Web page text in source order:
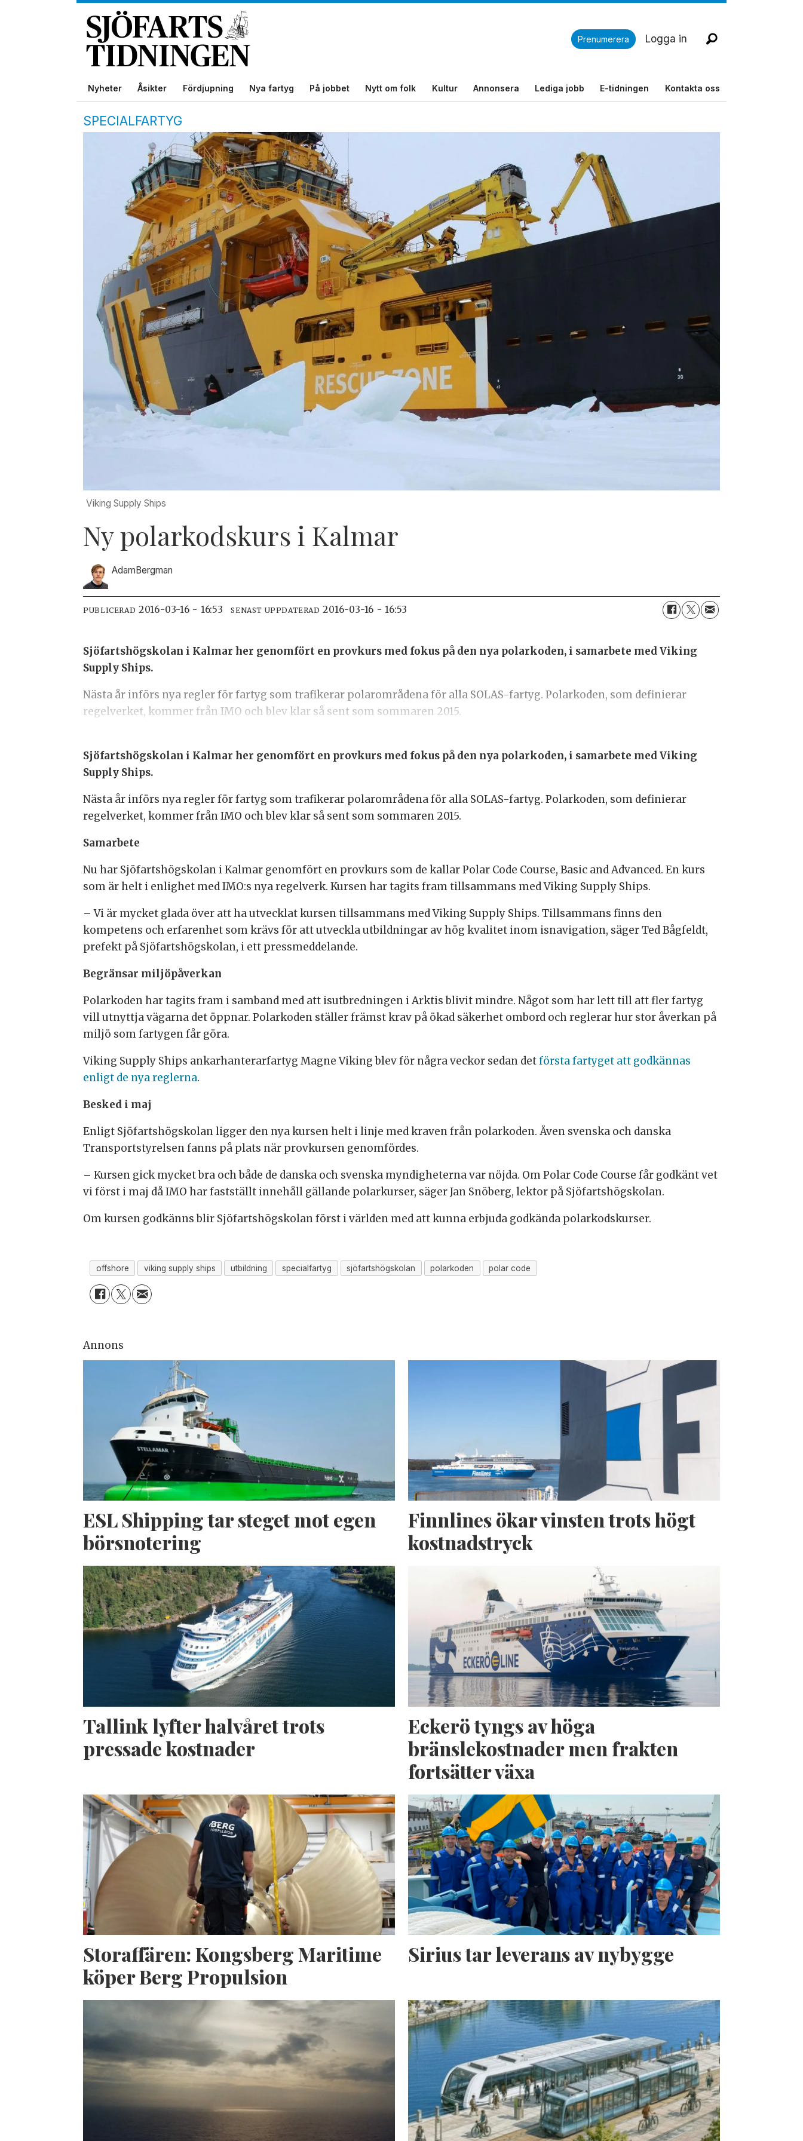
Prenumerera Logga in
Nyheter Åsikter Fördjupning Nya fartyg På jobbet Nytt om folk Kultur Annonsera Lediga jobb E-tidningen Kontakta oss
SPECIALFARTYG
Viking Supply Ships
Ny polarkodskurs i Kalmar
Adam Bergman
PUBLICERAD 2016-03-16 - 16:53 SENAST UPPDATERAD 2016-03-16 - 16:53
Sjöfartshögskolan i Kalmar her genomfört en provkurs med fokus på den nya polarkoden, i samarbete med Viking
Supply Ships.
Nästa år införs nya regler för fartyg som trafikerar polarområdena för alla SOLAS-fartyg. Polarkoden, som definierar
regelverket, kommer från IMO och blev klar så sent som sommaren 2015.
Sjöfartshögskolan i Kalmar her genomfört en provkurs med fokus på den nya polarkoden, i samarbete med Viking
Supply Ships.
Nästa år införs nya regler för fartyg som trafikerar polarområdena för alla SOLAS-fartyg. Polarkoden, som definierar
regelverket, kommer från IMO och blev klar så sent som sommaren 2015.
Samarbete
Nu har Sjöfartshögskolan i Kalmar genomfört en provkurs som de kallar Polar Code Course, Basic and Advanced. En kurs
som är helt i enlighet med IMO:s nya regelverk. Kursen har tagits fram tillsammans med Viking Supply Ships.
– Vi är mycket glada över att ha utvecklat kursen tillsammans med Viking Supply Ships. Tillsammans finns den
kompetens och erfarenhet som krävs för att utveckla utbildningar av hög kvalitet inom isnavigation, säger Ted Bågfeldt,
prefekt på Sjöfartshögskolan, i ett pressmeddelande.
Begränsar miljöpåverkan
Polarkoden har tagits fram i samband med att isutbredningen i Arktis blivit mindre. Något som har lett till att fler fartyg
vill utnyttja vägarna det öppnar. Polarkoden ställer främst krav på ökad säkerhet ombord och reglerar hur stor åverkan på
miljö som fartygen får göra.
Viking Supply Ships ankarhanterarfartyg Magne Viking blev för några veckor sedan detförsta fartyget att godkännas
enligt de nya reglerna.
Besked i maj
Enligt Sjöfartshögskolan ligger den nya kursen helt i linje med kraven från polarkoden. Även svenska och danska
Transportstyrelsen fanns på plats när provkursen genomfördes.
– Kursen gick mycket bra och både de danska och svenska myndigheterna var nöjda. Om Polar Code Course får godkänt vet
vi först i maj då IMO har fastställt innehåll gällande polarkurser, säger Jan Snöberg, lektor på Sjöfartshögskolan.
Om kursen godkänns blir Sjöfartshögskolan först i världen med att kunna erbjuda godkända polarkodskurser.
offshore viking supply ships utbildning specialfartyg sjöfartshögskolan polarkoden polar code
Annons
ESL Shipping tar steget mot egen
börsnotering
Finnlines ökar vinsten trots högt
kostnadstryck
Tallink lyfter halvåret trots
pressade kostnader
Eckerö tyngs av höga
bränslekostnader men frakten
fortsätter växa
Storaffären: Kongsberg Maritime
köper Berg Propulsion
Sirius tar leverans av nybygge